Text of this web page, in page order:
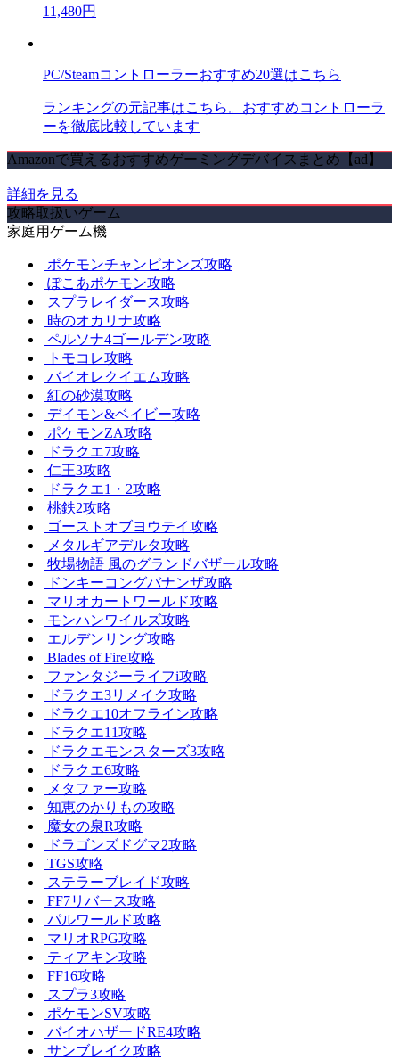
11,480円
PC/Steamコントローラーおすすめ20選はこちら
ランキングの元記事はこちら。おすすめコントローラ
ーを徹底比較しています
Amazonで買えるおすすめゲーミングデバイスまとめ【ad】
詳細を見る
攻略取扱いゲーム
家庭用ゲーム機
ポケモンチャンピオンズ攻略
ぽこあポケモン攻略
スプラレイダース攻略
時のオカリナ攻略
ペルソナ4ゴールデン攻略
トモコレ攻略
バイオレクイエム攻略
紅の砂漠攻略
デイモン&ベイビー攻略
ポケモンZA攻略
ドラクエ7攻略
仁王3攻略
ドラクエ1・2攻略
桃鉄2攻略
ゴーストオブヨウテイ攻略
メタルギアデルタ攻略
牧場物語 風のグランドバザール攻略
ドンキーコングバナンザ攻略
マリオカートワールド攻略
モンハンワイルズ攻略
エルデンリング攻略
Blades of Fire攻略
ファンタジーライフi攻略
ドラクエ3リメイク攻略
ドラクエ10オフライン攻略
ドラクエ11攻略
ドラクエモンスターズ3攻略
ドラクエ6攻略
メタファー攻略
知恵のかりもの攻略
魔女の泉R攻略
ドラゴンズドグマ2攻略
TGS攻略
ステラーブレイド攻略
FF7リバース攻略
パルワールド攻略
マリオRPG攻略
ティアキン攻略
FF16攻略
スプラ3攻略
ポケモンSV攻略
バイオハザードRE4攻略
サンブレイク攻略